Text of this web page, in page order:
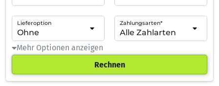
Lieferoption Zahlungsarten*
Mehr Optionen anzeigen
Rechnen